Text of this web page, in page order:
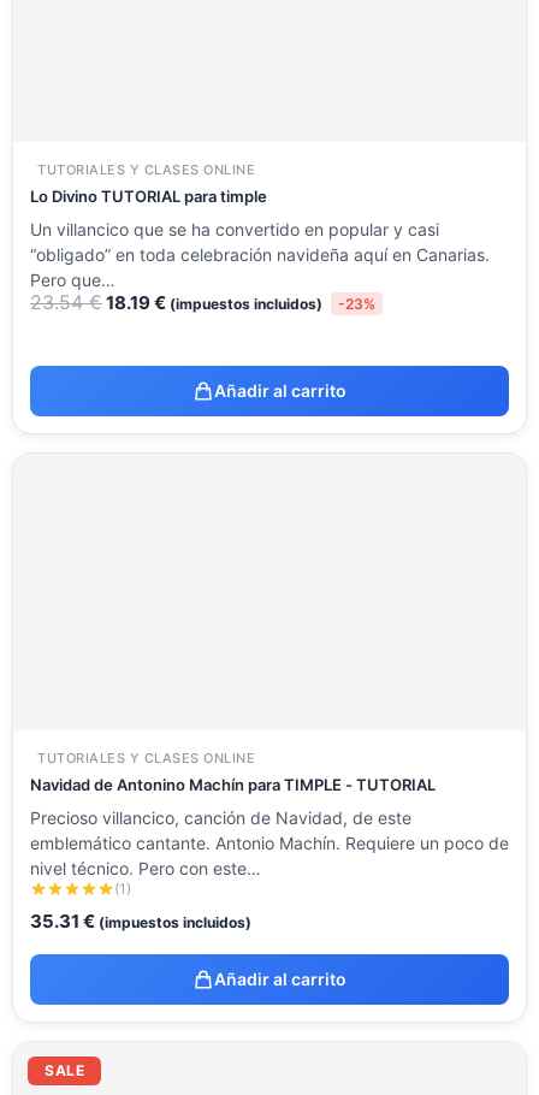
TUTORIALES Y CLASES ONLINE
Lo Divino TUTORIAL para timple
Un villancico que se ha convertido en popular y casi
“obligado” en toda celebración navideña aquí en Canarias.
Pero que…
23.54€18.19€ (impuestos incluidos) -23%
Añadir al carrito
TUTORIALES Y CLASES ONLINE
Navidad de Antonino Machín para TIMPLE - TUTORIAL
Precioso villancico, canción de Navidad, de este
emblemático cantante. Antonio Machín. Requiere un poco de
nivel técnico. Pero con este…
(1)
35.31 € (impuestos incluidos)
Añadir al carrito
SALE